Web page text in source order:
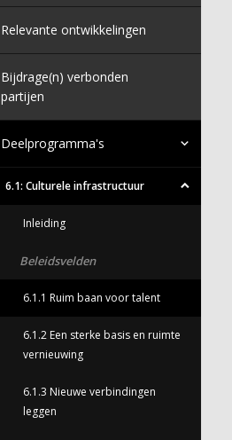
Relevante ontwikkelingen
Bijdrage(n) verbonden
partijen
Deelprogramma's
6.1: Culturele infrastructuur
Inleiding
Beleidsvelden
6.1.1 Ruim baan voor talent
6.1.2 Een sterke basis en ruimte
vernieuwing
6.1.3 Nieuwe verbindingen
leggen